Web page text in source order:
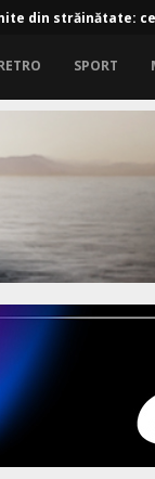
din străinătate:
SPORT